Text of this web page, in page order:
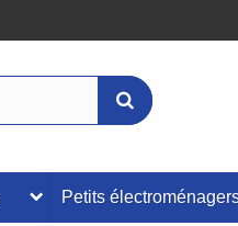
Petits